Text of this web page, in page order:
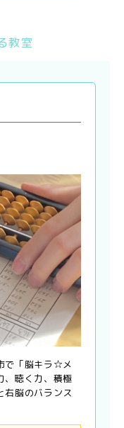
教室
で「脳キラ☆メ
、聴く力、積極
右脳のバランス